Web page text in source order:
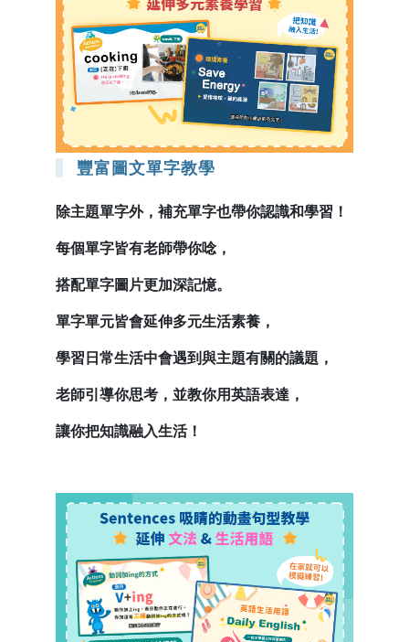
豐富圖文單字教學
除主題單字外，補充單字也帶你認識和學習！
每個單字皆有老師帶你唸，
搭配單字圖片更加深記憶。
單字單元皆會延伸多元生活素養，
學習日常生活中會遇到與主題有關的議題，
老師引導你思考，並教你用英語表達，
讓你把知識融入生活！